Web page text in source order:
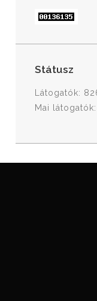
Státusz
Látogatók:
Mai látogatók: